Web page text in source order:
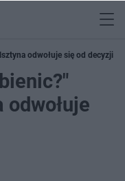
odwołuje się od decyzji